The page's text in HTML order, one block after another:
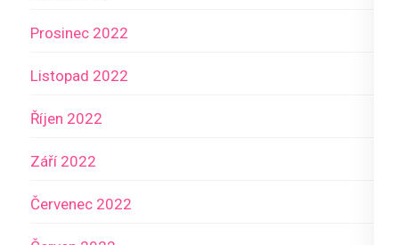
Prosinec 2022
Listopad 2022
Říjen 2022
Září 2022
Červenec 2022